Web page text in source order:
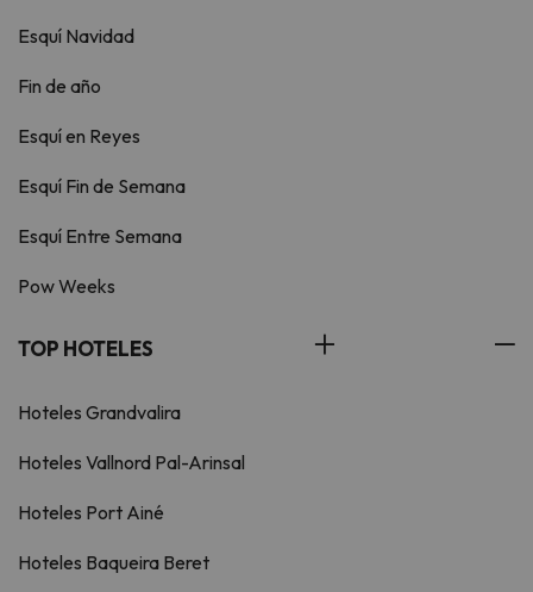
Esquí Navidad
Fin de año
Esquí en Reyes
Esquí Fin de Semana
Esquí Entre Semana
Pow Weeks
TOP HOTELES
Hoteles Grandvalira
Hoteles Vallnord Pal-Arinsal
Hoteles Port Ainé
Hoteles Baqueira Beret